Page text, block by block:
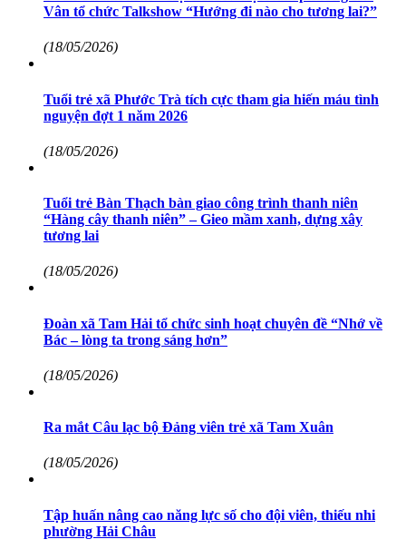
Vân tổ chức Talkshow “Hướng đi nào cho tương lai?”
(18/05/2026)
Tuổi trẻ xã Phước Trà tích cực tham gia hiến máu tình
nguyện đợt 1 năm 2026
(18/05/2026)
Tuổi trẻ Bàn Thạch bàn giao công trình thanh niên
“Hàng cây thanh niên” – Gieo mầm xanh, dựng xây
tương lai
(18/05/2026)
Đoàn xã Tam Hải tổ chức sinh hoạt chuyên đề “Nhớ về
Bác – lòng ta trong sáng hơn”
(18/05/2026)
Ra mắt Câu lạc bộ Đảng viên trẻ xã Tam Xuân
(18/05/2026)
Tập huấn nâng cao năng lực số cho đội viên, thiếu nhi
phường Hải Châu